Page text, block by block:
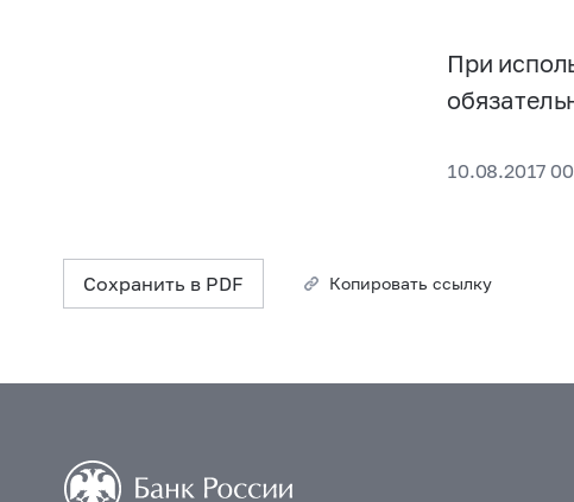
При
10.08.2017
Сохранить в PDF Копировать ссылку